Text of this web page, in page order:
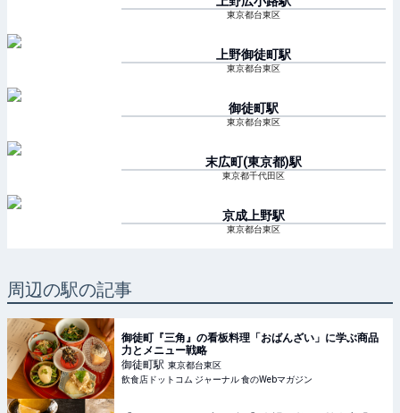
東京都台東区
上野御徒町駅
東京都台東区
御徒町駅
東京都台東区
末広町(東京都)駅
東京都千代田区
京成上野駅
東京都台東区
周辺の駅の記事
御徒町『三角』の看板料理「おばんざい」に学ぶ商品
力とメニュー戦略
御徒町駅 東京都台東区
飲食店ドットコム ジャーナル 食のWebマガジン